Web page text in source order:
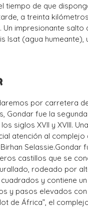
tiempo de que
a treinta
impresionante
Isat (agua
por carretera
Gondar fue la
siglos XVII y XVIII.
atención al complejo
Selassie.Gondar
castillos que se
rodeado por
y contiene
y pasos elevados
de África”, el